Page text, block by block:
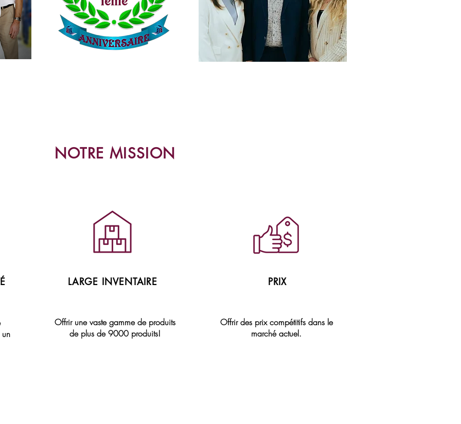
Offrir une vaste gamme de produits
de plus de 9000 produits!
Offrir des prix compétitifs dans le
marché actuel.
NOTRE MISSION
LARGE INVENTAIRE PRIX